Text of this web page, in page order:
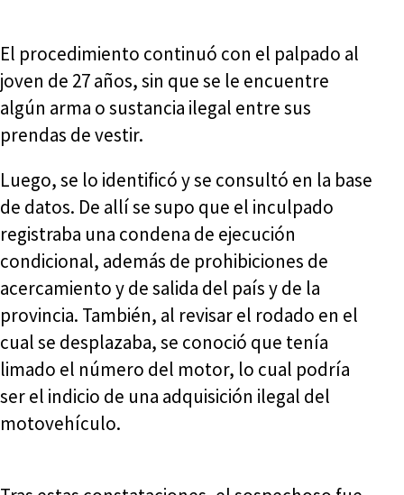
El procedimiento continuó con el palpado al
joven de 27 años, sin que se le encuentre
algún arma o sustancia ilegal entre sus
prendas de vestir.
Luego, se lo identificó y se consultó en la base
de datos. De allí se supo que el inculpado
registraba una condena de ejecución
condicional, además de prohibiciones de
acercamiento y de salida del país y de la
provincia. También, al revisar el rodado en el
cual se desplazaba, se conoció que tenía
limado el número del motor, lo cual podría
ser el indicio de una adquisición ilegal del
motovehículo.